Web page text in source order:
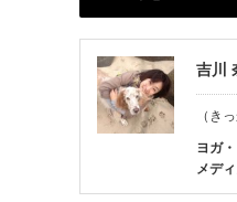
吉川
（き
ヨガ
メデ